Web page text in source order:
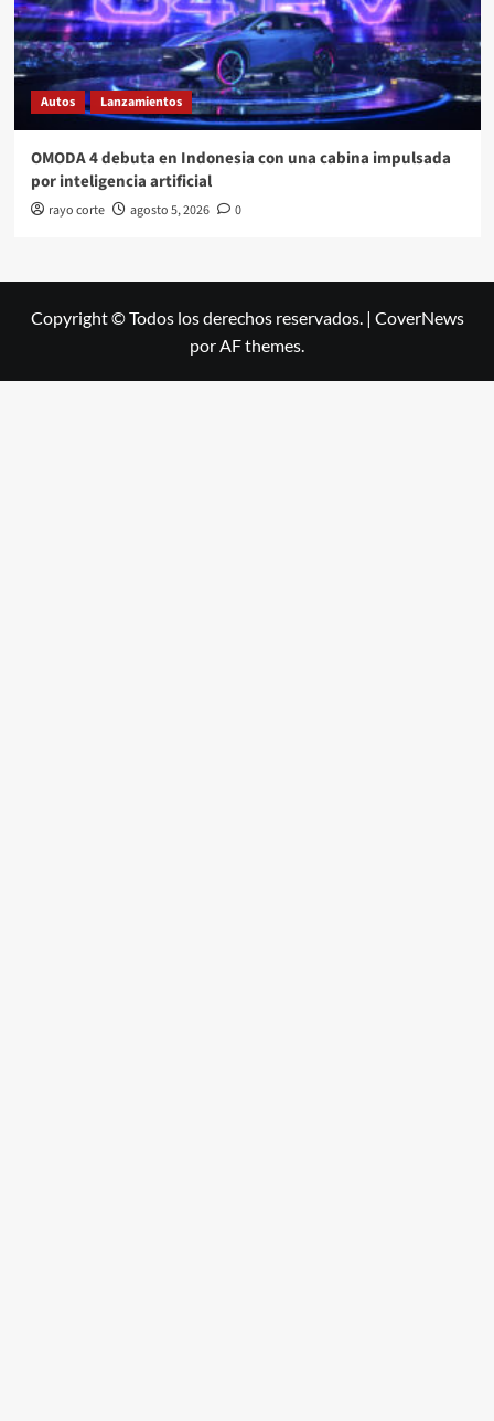
Autos Lanzamientos
OMODA 4 debuta en Indonesia con una cabina impulsada
por inteligencia artificial
rayo corte agosto 5, 2026 0
Copyright © Todos los derechos reservados. | CoverNews
por AF themes.